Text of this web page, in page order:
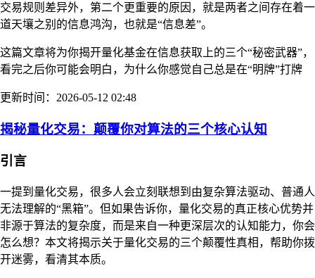
交易规则差异外，第二个更重要的原因，就是两者之间存在着一
道天壤之别的信息鸿沟，也就是“信息差”。
这篇文章将为你揭开量化基金在信息获取上的三个“秘密武器”，
看完之后你可能会明白，为什么你感觉自己总是在“明牌”打牌
更新时间：2026-05-12 02:48
揭秘量化交易：颠覆你对算法的三个核心认知
引言
一提到量化交易，很多人会立刻联想到由复杂算法驱动、普通人
无法理解的“黑箱”。但如果告诉你，量化交易的真正核心优势并
非源于算法的复杂度，而是来自一种更深层次的认知能力，你会
怎么想？本文将揭示关于量化交易的三个颠覆性真相，帮助你拨
开迷雾，看清其本质。